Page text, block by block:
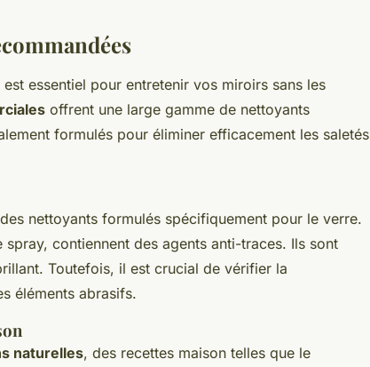
est essentiel pour entretenir vos miroirs sans les
offrent une large gamme de nettoyants
formulés pour éliminer efficacement les saletés
nettoyants formulés spécifiquement pour le verre.
contiennent des agents anti-traces. Ils sont
Toutefois, il est crucial de vérifier la
éléments abrasifs.
naturelles, des recettes maison telles que le